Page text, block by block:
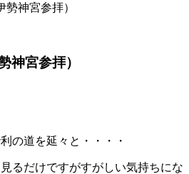
神宮参拝）
神宮参拝）
の道を延々と・・・・
るだけですがすがしい気持ちにな